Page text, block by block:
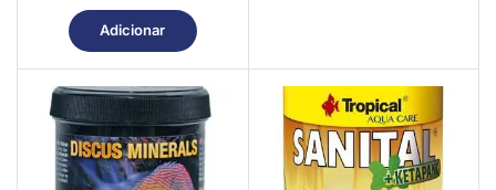
Adicionar